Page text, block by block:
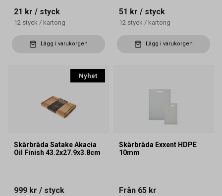
21 kr / styck
12 styck / kartong
Lägg i varukorgen
51 kr / styck
12 styck / kartong
Lägg i varukorgen
Nyhet
Skärbräda Satake Akacia
Oil Finish 43.2x27.9x3.8cm
999 kr / styck
Skärbräda Exxent HDPE
10mm
Från 65 kr